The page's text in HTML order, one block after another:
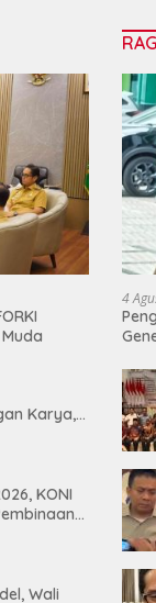
Karya,
KONI
Wali
4